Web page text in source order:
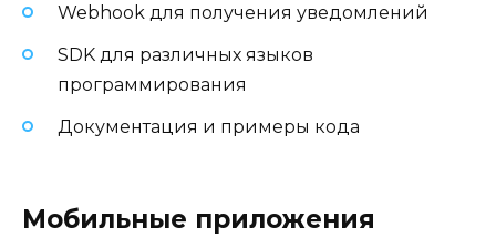
Webhook для получения уведомлений
SDK для различных языков
программирования
Документация и примеры кода
Мобильные приложения